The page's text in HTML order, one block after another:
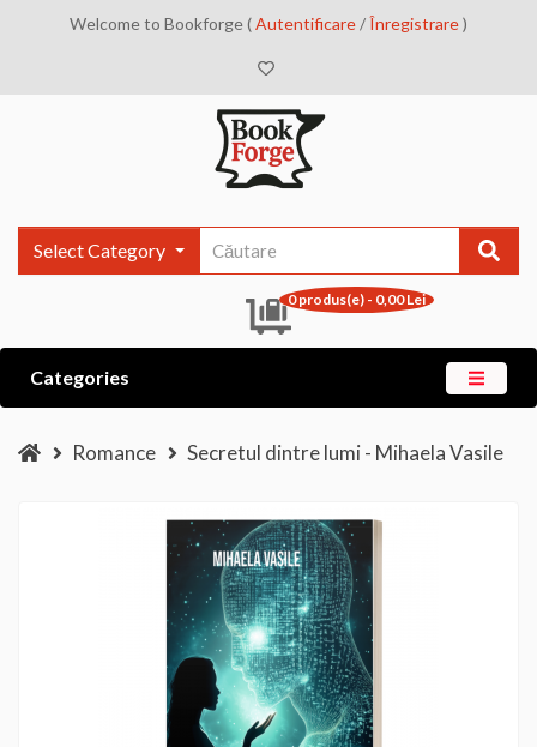
Welcome to Bookforge (Autentificare/Înregistrare)
Select Category
0 produs(e) - 0,00 Lei
Categories
Romance Secretul dintre lumi - Mihaela Vasile